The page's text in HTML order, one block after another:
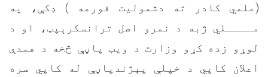
(علمي کادر ته دشموليت فورمه ) ډکې، په
مــــلي ژبه د نمرو اصل ترانسکرېپټ، او د
لوړو زده کړو وزارت د ويب پاڼې څخه د همدې
اعلان کاپي د خپلې پېژندپاڼې له کاپي سره